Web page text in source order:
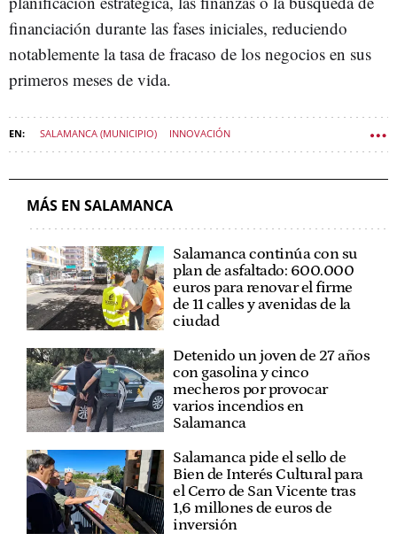
financiación durante las fases iniciales, reduciendo
notablemente la tasa de fracaso de los negocios en sus
primeros meses de vida.
SALAMANCA (MUNICIPIO) INNOVACIÓN
MÁS EN SALAMANCA
Salamanca continúa con su
plan de asfaltado: 600.000
euros para renovar el firme
de 11 calles y avenidas de la
ciudad
Detenido un joven de 27 años
con gasolina y cinco
mecheros por provocar
varios incendios en
Salamanca
Salamanca pide el sello de
Bien de Interés Cultural para
el Cerro de San Vicente tras
1,6 millones de euros de
inversión